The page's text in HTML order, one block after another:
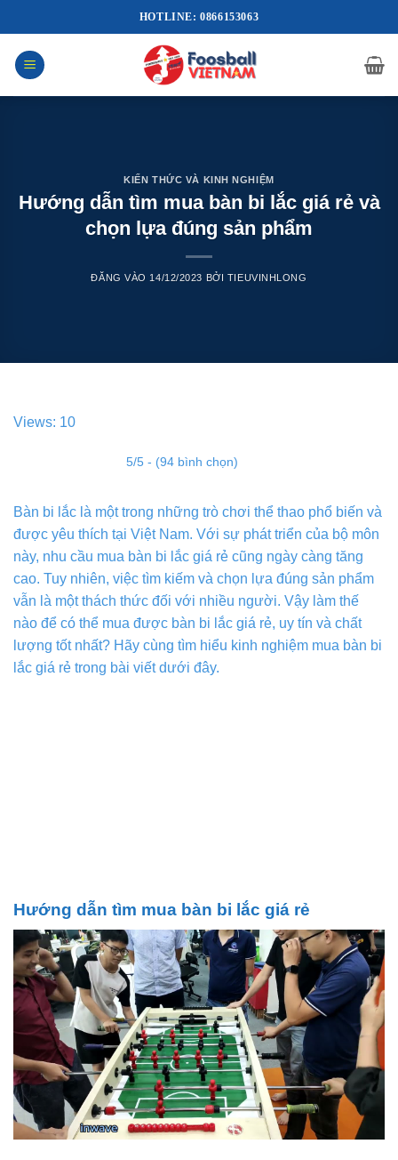
qua
nội
dung
HOTLINE: 0866153063
KIẾN THỨC VÀ KINH NGHIỆM
Hướng dẫn tìm mua bàn bi lắc giá rẻ và
chọn lựa đúng sản phẩm
ĐĂNG VÀO 14/12/2023 BỞI TIEUVINHLONG
Views: 10
5/5 - (94 bình chọn)
Bàn bi lắc là một trong những trò chơi thể thao phổ biến và
được yêu thích tại Việt Nam. Với sự phát triển của bộ môn
này, nhu cầu mua bàn bi lắc giá rẻ cũng ngày càng tăng
cao. Tuy nhiên, việc tìm kiếm và chọn lựa đúng sản phẩm
vẫn là một thách thức đối với nhiều người. Vậy làm thế
nào để có thể mua được bàn bi lắc giá rẻ, uy tín và chất
lượng tốt nhất? Hãy cùng tìm hiểu kinh nghiệm mua bàn bi
lắc giá rẻ trong bài viết dưới đây.
Hướng dẫn tìm mua bàn bi lắc giá rẻ